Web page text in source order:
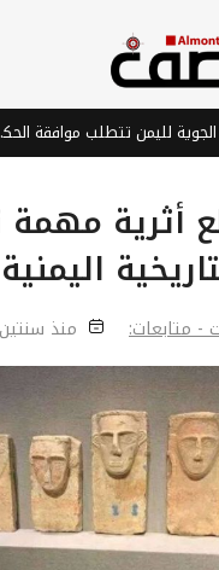
مجلس الأمن: الرحلات الجوية لليمن تتطلب موافقة الحكومة وتدين هبوط طائرات إيرانية وهجمات الحوثيين
أثرية مهمة
- متابعات: منذ سنتين